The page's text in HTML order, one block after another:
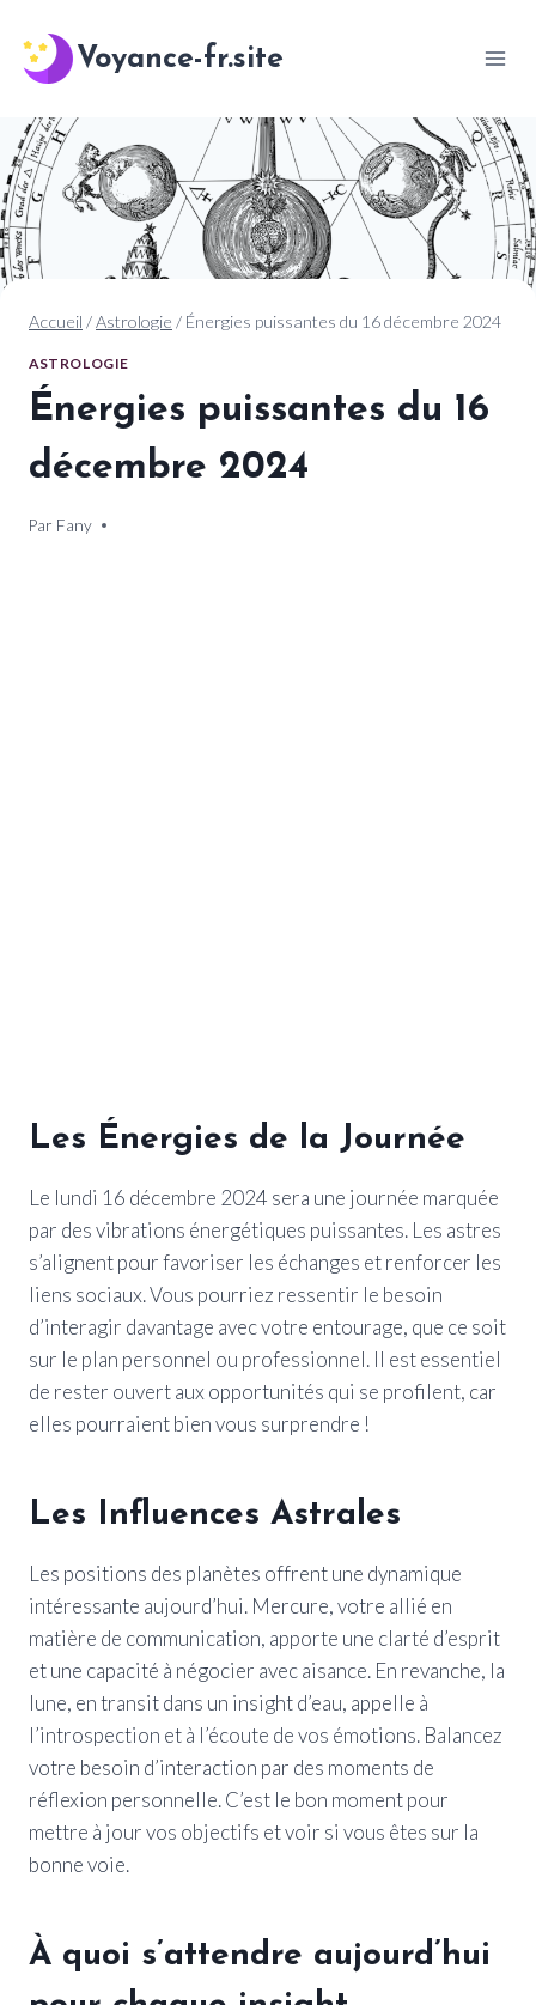
contenu
Voyance-fr.site
Accueil /Astrologie / Énergies puissantes du 16 décembre 2024
ASTROLOGIE
Énergies puissantes du 16
décembre 2024
Par Fany
16 décembre 2024
Les Énergies de la Journée
Le lundi 16 décembre 2024 sera une journée marquée
par des vibrations énergétiques puissantes. Les astres
s’alignent pour favoriser les échanges et renforcer les
liens sociaux. Vous pourriez ressentir le besoin
d’interagir davantage avec votre entourage, que ce soit
sur le plan personnel ou professionnel. Il est essentiel
de rester ouvert aux opportunités qui se profilent, car
elles pourraient bien vous surprendre !
Les Influences Astrales
Les positions des planètes offrent une dynamique
intéressante aujourd’hui. Mercure, votre allié en
matière de communication, apporte une clarté d’esprit
et une capacité à négocier avec aisance. En revanche, la
lune, en transit dans un insight d’eau, appelle à
l’introspection et à l’écoute de vos émotions. Balancez
votre besoin d’interaction par des moments de
réflexion personnelle. C’est le bon moment pour
mettre à jour vos objectifs et voir si vous êtes sur la
bonne voie.
À quoi s’attendre aujourd’hui